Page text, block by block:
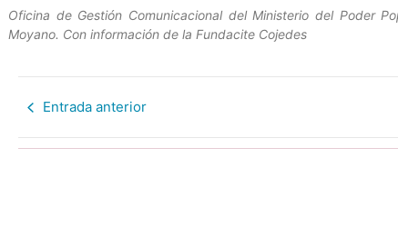
Oficina de Gestión Comunicacional del Ministerio del Poder
Moyano. Con información de la Fundacite Cojedes
Entrada anterior